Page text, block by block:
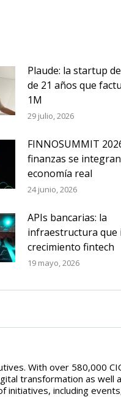
Plaude: la startup
de 21 años que
1M
29 julio, 2026
FINNOSUMMIT
finanzas se
economía real
24 junio, 2026
APIs bancarias: la
infraestructura que
crecimiento fintech
19 mayo, 2026
With over 580,000
transformation as
initiatives, including